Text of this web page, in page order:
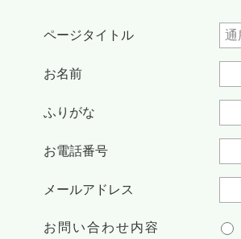
ページタイトル
お名前
ふりがな
お電話番号
メールアドレス
お問い合わせ内容